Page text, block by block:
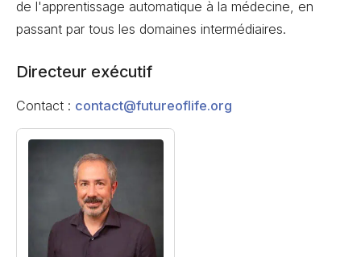
de l'apprentissage automatique à la médecine, en
passant par tous les domaines intermédiaires.
Directeur exécutif
Contact : contact@futureoflife.org